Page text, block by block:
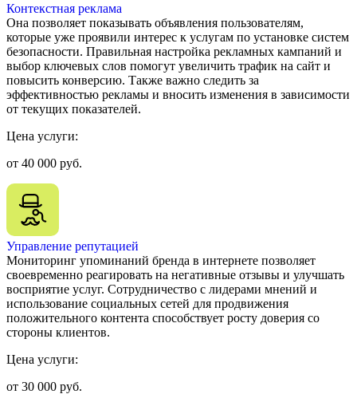
Контекстная реклама
Она позволяет показывать объявления пользователям,
которые уже проявили интерес к услугам по установке систем
безопасности. Правильная настройка рекламных кампаний и
выбор ключевых слов помогут увеличить трафик на сайт и
повысить конверсию. Также важно следить за
эффективностью рекламы и вносить изменения в зависимости
от текущих показателей.
Цена услуги:
от 40 000 руб.
Управление репутацией
Мониторинг упоминаний бренда в интернете позволяет
своевременно реагировать на негативные отзывы и улучшать
восприятие услуг. Сотрудничество с лидерами мнений и
использование социальных сетей для продвижения
положительного контента способствует росту доверия со
стороны клиентов.
Цена услуги:
от 30 000 руб.